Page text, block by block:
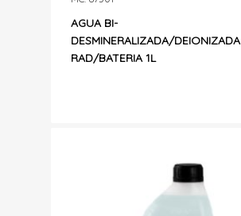
AGUA BI-
DESMINERALIZADA/DEIONIZADA
RAD/BATERIA 1L